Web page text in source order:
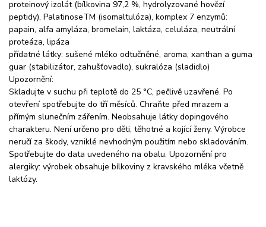
proteinový izolát (bílkovina 97,2 %, hydrolyzované hovězí
peptidy), PalatinoseTM (isomaltulóza), komplex 7 enzymů:
papain, alfa amyláza, bromelain, laktáza, celuláza, neutrální
proteáza, lipáza
přídatné látky: sušené mléko odtučněné, aroma, xanthan a guma
guar (stabilizátor, zahušťovadlo), sukralóza (sladidlo)
Upozornění:
Skladujte v suchu při teplotě do 25 °C, pečlivě uzavřené. Po
otevření spotřebujte do tří měsíců. Chraňte před mrazem a
přímým slunečním zářením. Neobsahuje látky dopingového
charakteru. Není určeno pro děti, těhotné a kojící ženy. Výrobce
neručí za škody, vzniklé nevhodným použitím nebo skladováním.
Spotřebujte do data uvedeného na obalu. Upozornění pro
alergiky: výrobek obsahuje bílkoviny z kravského mléka včetně
laktózy.